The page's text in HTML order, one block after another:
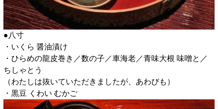
●八寸
・いくら 醤油漬け
・ひらめの龍皮巻き／数の子／車海老／青味大根 味噌と／
ちしゃとう
（わたしは抜いていただきましたが、あわびも）
・黒豆 くわい むかご